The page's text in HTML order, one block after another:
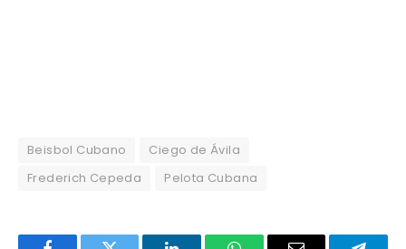
Beisbol Cubano
Ciego de Ávila
Frederich Cepeda
Pelota Cubana